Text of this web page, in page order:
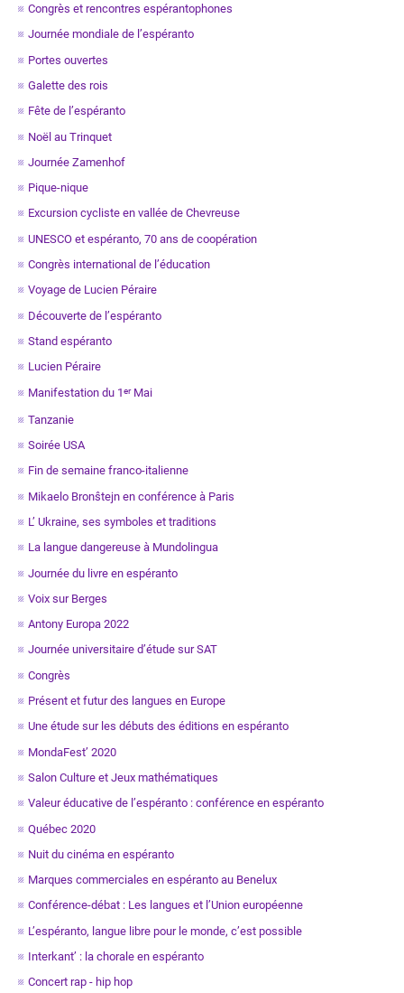
Congrès et rencontres espérantophones
Journée mondiale de l’espéranto
Portes ouvertes
Galette des rois
Fête de l’espéranto
Noël au Trinquet
Journée Zamenhof
Pique-nique
Excursion cycliste en vallée de Chevreuse
UNESCO et espéranto, 70 ans de coopération
Congrès international de l’éducation
Voyage de Lucien Péraire
Découverte de l’espéranto
Stand espéranto
Lucien Péraire
Manifestation du 1erMai
Tanzanie
Soirée USA
Fin de semaine franco-italienne
Mikaelo Bronŝtejn en conférence à Paris
L’ Ukraine, ses symboles et traditions
La langue dangereuse à Mundolingua
Journée du livre en espéranto
Voix sur Berges
Antony Europa 2022
Journée universitaire d’étude sur SAT
Congrès
Présent et futur des langues en Europe
Une étude sur les débuts des éditions en espéranto
MondaFest’ 2020
Salon Culture et Jeux mathématiques
Valeur éducative de l’espéranto : conférence en espéranto
Québec 2020
Nuit du cinéma en espéranto
Marques commerciales en espéranto au Benelux
Conférence-débat : Les langues et l’Union européenne
L’espéranto, langue libre pour le monde, c’est possible
Interkant’ : la chorale en espéranto
Concert rap - hip hop